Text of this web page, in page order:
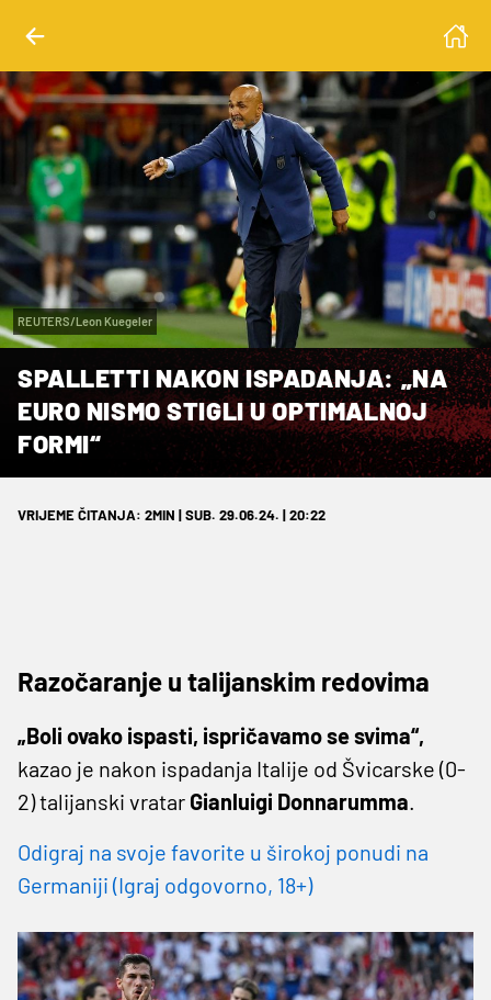
REUTERS/Leon Kuegeler
SPALLETTI NAKON ISPADANJA: „NA
EURO NISMO STIGLI U OPTIMALNOJ
FORMI“
VRIJEME ČITANJA: 2MIN | SUB. 29.06.24. | 20:22
Razočaranje u talijanskim redovima
„Boli ovako ispasti, ispričavamo se svima“,
kazao je nakon ispadanja Italije od Švicarske (0-
2) talijanski vratar Gianluigi Donnarumma.
Odigraj na svoje favorite u širokoj ponudi na
Germaniji (Igraj odgovorno, 18+)